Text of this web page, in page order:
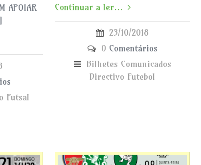
APOIAR
Futsal
Continuar a ler...
23/10/2018
0 Comentários
Bilhetes Comunicados
Directivo Futebol